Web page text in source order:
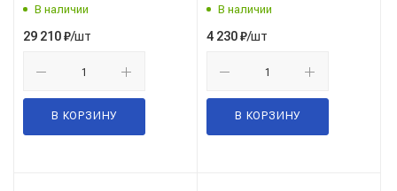
В наличии
29 210₽/шт
В КОРЗИНУ
В наличии
4 230₽/шт
В КОРЗИНУ